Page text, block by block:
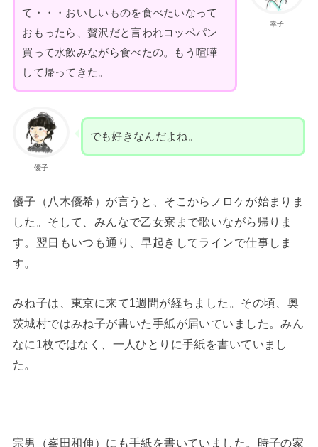
幸子
て・・・おいしいものを食べたいなって
おもったら、贅沢だと言われコッペパン
買って水飲みながら食べたの。もう喧嘩
して帰ってきた。
優子
でも好きなんだよね。
優子（八木優希）が言うと、そこからノロケが始まりま
した。そして、みんなで乙女寮まで歌いながら帰りま
す。翌日もいつも通り、早起きしてラインで仕事しま
す。
みね子は、東京に来て1週間が経ちました。その頃、奥
茨城村ではみね子が書いた手紙が届いていました。みん
なに1枚ではなく、一人ひとりに手紙を書いていまし
た。
宗男（峯田和伸）にも手紙を書いていました。時子の家